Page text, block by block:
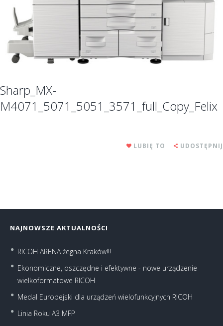
Sharp_MX-
M4071_5071_5051_3571_full_Copy_Felix
LUBIĘ TO UDOSTĘPNIJ
NAJNOWSZE AKTUALNOŚCI
RICOH ARENA żegna Kraków!!!
Ekonomiczne, oszczędne i efektywne - nowe urządzenie
wielkoformatowe RICOH
Medal Europejski dla urządzeń wielofunkcyjnych RICOH
Linia Roku A3 MFP